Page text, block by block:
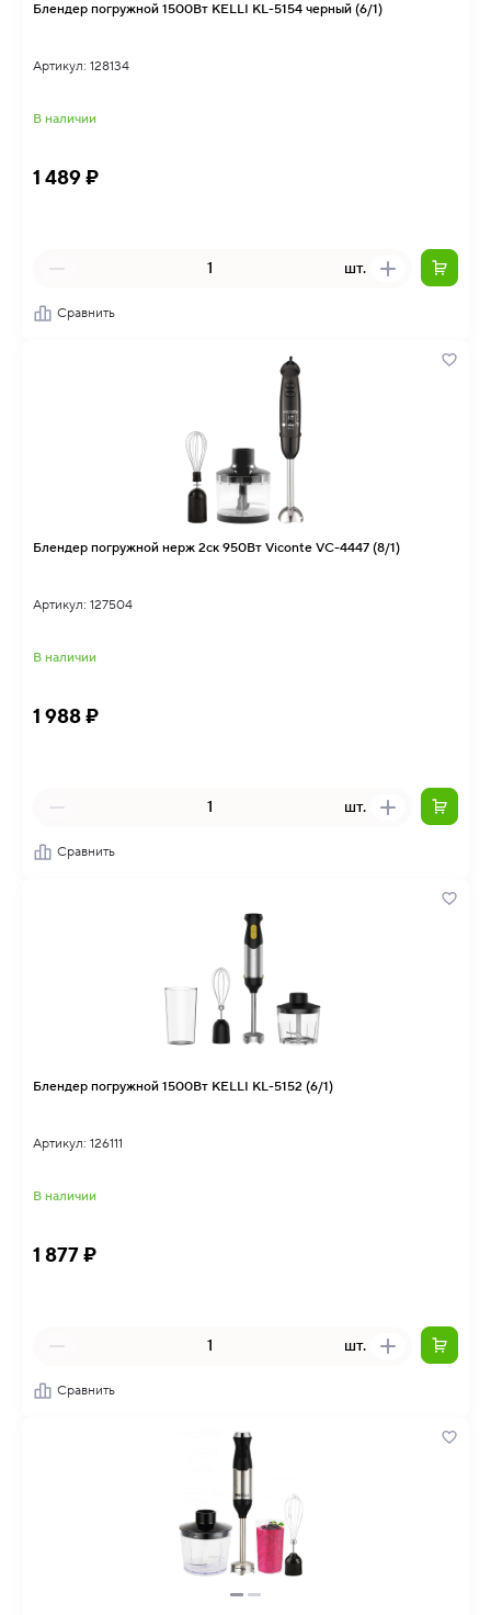
Блендер погружной 1500Вт KELLI KL-5154 черный (6/1)
Артикул: 128134
В наличии
1 489 ₽
шт.
Сравнить
Блендер погружной нерж 2ск 950Вт Viconte VC-4447 (8/1)
Артикул: 127504
В наличии
1 988 ₽
шт.
Сравнить
Блендер погружной 1500Вт KELLI KL-5152 (6/1)
Артикул: 126111
В наличии
1 877 ₽
шт.
Сравнить